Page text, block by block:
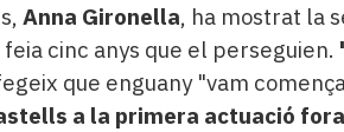
Anna Gironella, ha mostrat la
feia cinc anys que el perseguien.
que enguany "vam
a la primera actuació